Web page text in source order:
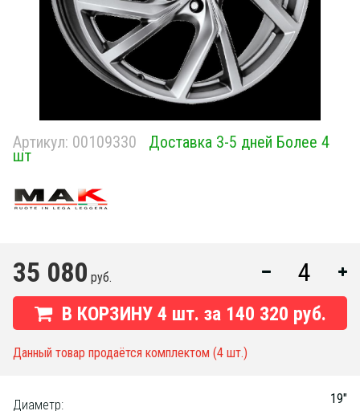
Артикул: 00109330 Доставка 3-5 дней Более 4
шт
35 080 руб.
В КОРЗИНУ 4 шт. за 140 320 руб.
Данный товар продаётся комплектом (4 шт.)
Диаметр: 19"